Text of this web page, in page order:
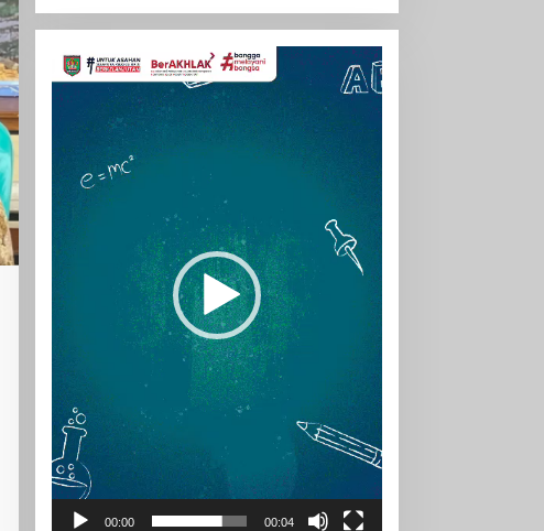
Pemutar
Video
00:00 00:04